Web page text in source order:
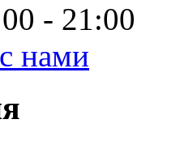
- 21:00
нами